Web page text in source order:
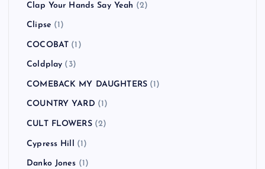
Clap Your Hands Say Yeah (2)
Clipse (1)
COCOBAT (1)
Coldplay (3)
COMEBACK MY DAUGHTERS (1)
COUNTRY YARD (1)
CULT FLOWERS(2)
Cypress Hill (1)
Danko Jones (1)